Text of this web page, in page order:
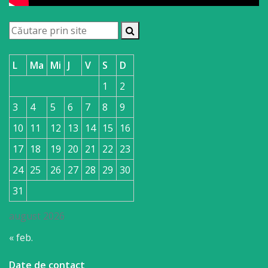
august 2026
L Ma Mi J V S
D
1
2
3
4 5 6 7 8
9
10
11 12 13 14 15
16
17 18 19 20 21 22 23
24 25 26 27 28 29 30
31
« feb.
Date de contact